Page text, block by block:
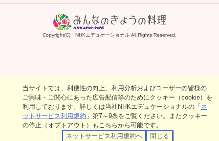
Copyright(C) NHKエデュケーショナル All Rights Reserved.
当サイトでは、利便性の向上、利用分析およびユーザーの皆様の
ご興味・ご関心にあった広告配信等のためにクッキー（cookie）を
利用しております。詳しくは当社NHKエデュケーショナルの「ネ
ットサービス利用規約 」第7～9条をご覧ください。またクッキー
の停止（オプトアウト）もこちらから可能です。
ネットサービス利用規約へ
閉じる